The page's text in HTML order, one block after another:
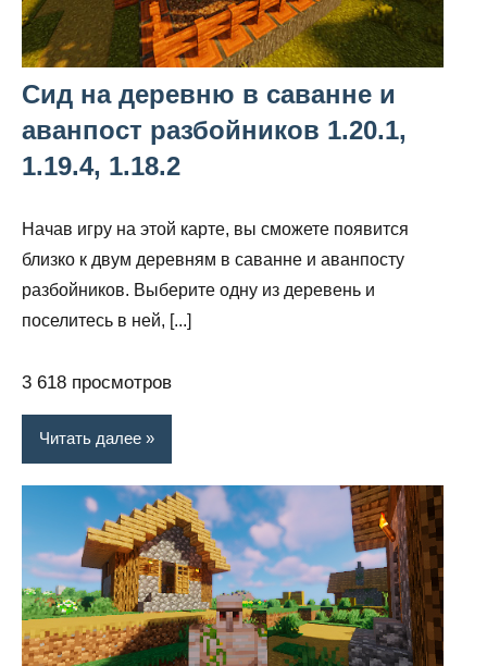
Сид на деревню в саванне и
аванпост разбойников 1.20.1,
1.19.4, 1.18.2
Начав игру на этой карте, вы сможете появится
близко к двум деревням в саванне и аванпосту
разбойников. Выберите одну из деревень и
поселитесь в ней, [...]
3 618 просмотров
Читать далее